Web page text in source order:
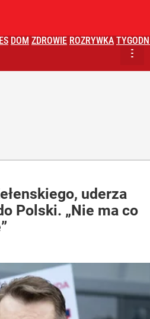
DOM ZDROWIE ROZRYWKA
uderza
Polski. „Nie ma co